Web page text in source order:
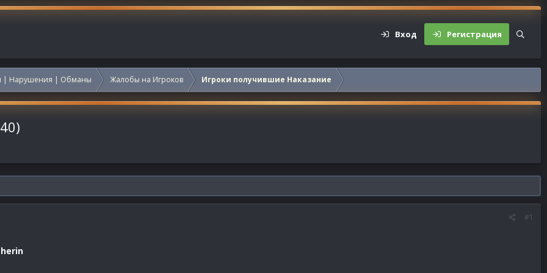
Вход Регистрация
| Нарушения | Обманы Жалобы на Игроков Игроки получившие Наказание
#1